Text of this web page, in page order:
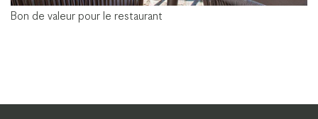
Bon de valeur pour le restaurant